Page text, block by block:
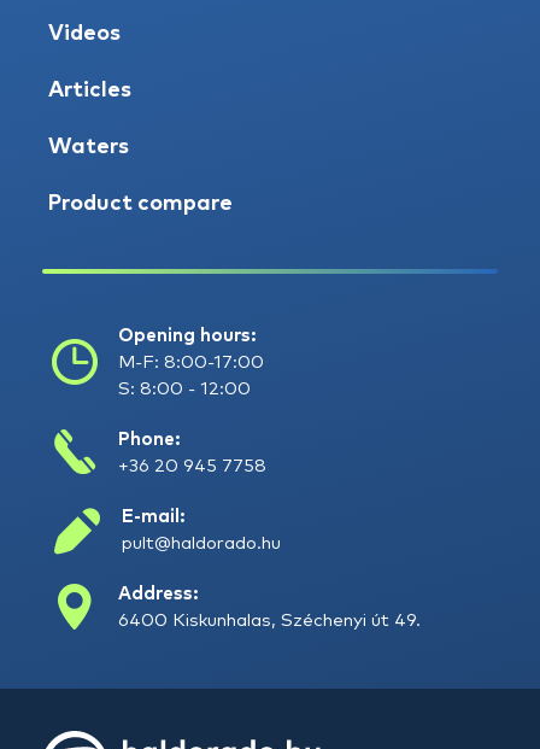
Videos
Articles
Waters
Product compare
Opening hours:
M-F: 8:00-17:00
S: 8:00 - 12:00
Phone:
+36 20 945 7758
E-mail:
pult@haldorado.hu
Address:
6400 Kiskunhalas, Széchenyi út 49.